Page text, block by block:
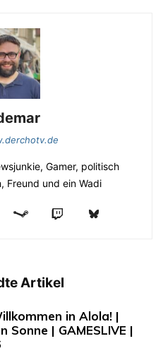
Gamer, politisch
Freund und ein Wadi
Artikel
in Alola! |
Sonne | GAMESLIVE |